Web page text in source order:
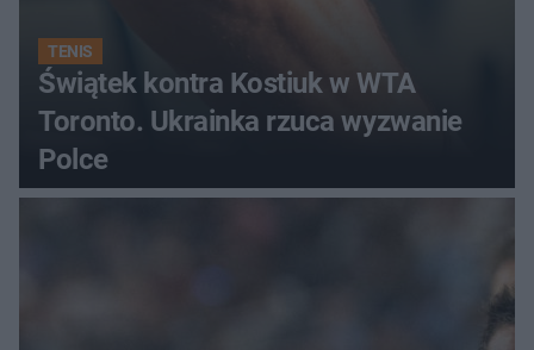
TENIS
Świątek kontra Kostiuk w WTA
Toronto. Ukrainka rzuca wyzwanie
Polce